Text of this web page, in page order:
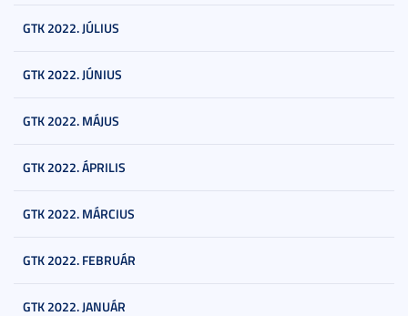
GTK 2022. JÚLIUS
GTK 2022. JÚNIUS
GTK 2022. MÁJUS
GTK 2022. ÁPRILIS
GTK 2022. MÁRCIUS
GTK 2022. FEBRUÁR
GTK 2022. JANUÁR